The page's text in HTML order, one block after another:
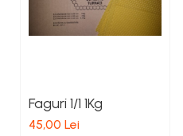
Faguri 1/1 1Kg
45,00 Lei